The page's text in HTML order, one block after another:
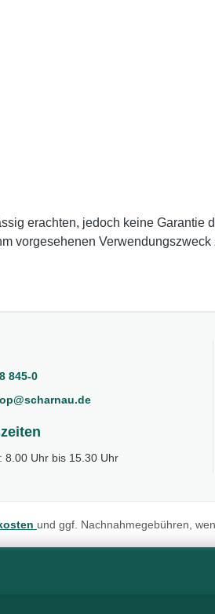
erachten, jedoch keine Garantie
vorgesehenen
845-0
8.00 Uhr bis 15.30 Uhr
und ggf. Nachnahmegebühren,